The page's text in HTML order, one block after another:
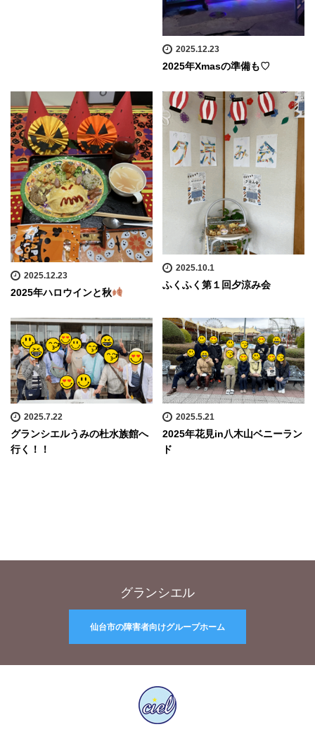
2025.12.23
2025年Xmasの準備も♡
2025.12.23
2025年ハロウインと秋
2025.10.1
ふくふく第１回夕涼み会
2025.7.22
グランシエルうみの杜水族館へ
行く！！
2025.5.21
2025年花見in八木山ベニーラン
ド
グランシエル
仙台市の障害者向けグループホーム